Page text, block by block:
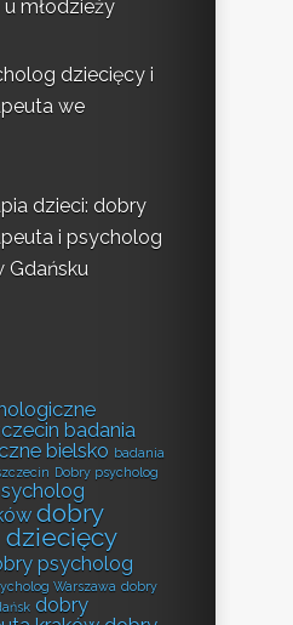
młodzieży
dziecięcy i
we
dzieci: dobry
i psycholog
Gdańsku
badania
bielsko badania
Dobry psycholog
dobry
psycholog
Warszawa dobry
dobry